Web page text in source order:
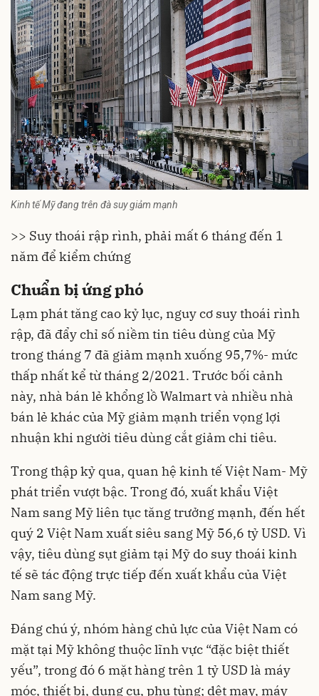
Kinh tế Mỹ đang trên đà suy giảm mạnh
>> Suy thoái rập rình, phải mất 6 tháng đến 1
năm để kiểm chứng
Chuẩn bị ứng phó
Lạm phát tăng cao kỷ lục, nguy cơ suy thoái rình
rập, đã đẩy chỉ số niềm tin tiêu dùng của Mỹ
trong tháng 7 đã giảm mạnh xuống 95,7%- mức
thấp nhất kể từ tháng 2/2021. Trước bối cảnh
này, nhà bán lẻ khổng lồ Walmart và nhiều nhà
bán lẻ khác của Mỹ giảm mạnh triển vọng lợi
nhuận khi người tiêu dùng cắt giảm chi tiêu.
Trong thập kỷ qua, quan hệ kinh tế Việt Nam- Mỹ
phát triển vượt bậc. Trong đó, xuất khẩu Việt
Nam sang Mỹ liên tục tăng trưởng mạnh, đến hết
quý 2 Việt Nam xuất siêu sang Mỹ 56,6 tỷ USD. Vì
vậy, tiêu dùng sụt giảm tại Mỹ do suy thoái kinh
tế sẽ tác động trực tiếp đến xuất khẩu của Việt
Nam sang Mỹ.
Đáng chú ý, nhóm hàng chủ lực của Việt Nam có
mặt tại Mỹ không thuộc lĩnh vực “đặc biệt thiết
yếu”, trong đó 6 mặt hàng trên 1 tỷ USD là máy
móc, thiết bị, dụng cụ, phụ tùng; dệt may, máy